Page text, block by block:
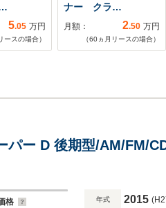
5.05 万円
ースの場合）
ナー クラ…
月額： 2.50 万円
（60ヵ月リースの場合）
パー D 後期型/AM/FM/
格 年式 2015